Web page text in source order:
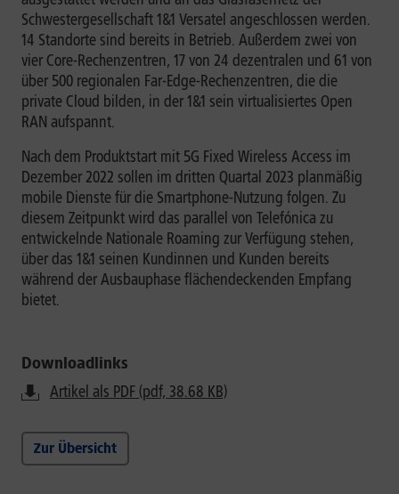
Schwestergesellschaft 1&1 Versatel angeschlossen werden.
14 Standorte sind bereits in Betrieb. Außerdem zwei von
vier Core-Rechenzentren, 17 von 24 dezentralen und 61 von
über 500 regionalen Far-Edge-Rechenzentren, die die
private Cloud bilden, in der 1&1 sein virtualisiertes Open
RAN aufspannt.
Nach dem Produktstart mit 5G Fixed Wireless Access im
Dezember 2022 sollen im dritten Quartal 2023 planmäßig
mobile Dienste für die Smartphone-Nutzung folgen. Zu
diesem Zeitpunkt wird das parallel von Telefónica zu
entwickelnde Nationale Roaming zur Verfügung stehen,
über das 1&1 seinen Kundinnen und Kunden bereits
während der Ausbauphase flächendeckenden Empfang
bietet.
Downloadlinks
Artikel als PDF (pdf, 38.68 KB)
Zur Übersicht